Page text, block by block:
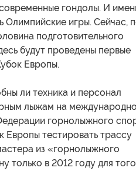
гондолы. И
Олимпийские игры. Сейчас,
подготовительного
будут проведены первые
Европы.
ли техника и персонал
лыжам на
горнолыжного
Европы тестировать трассу
из «горнолыжного
только в 2012 году для